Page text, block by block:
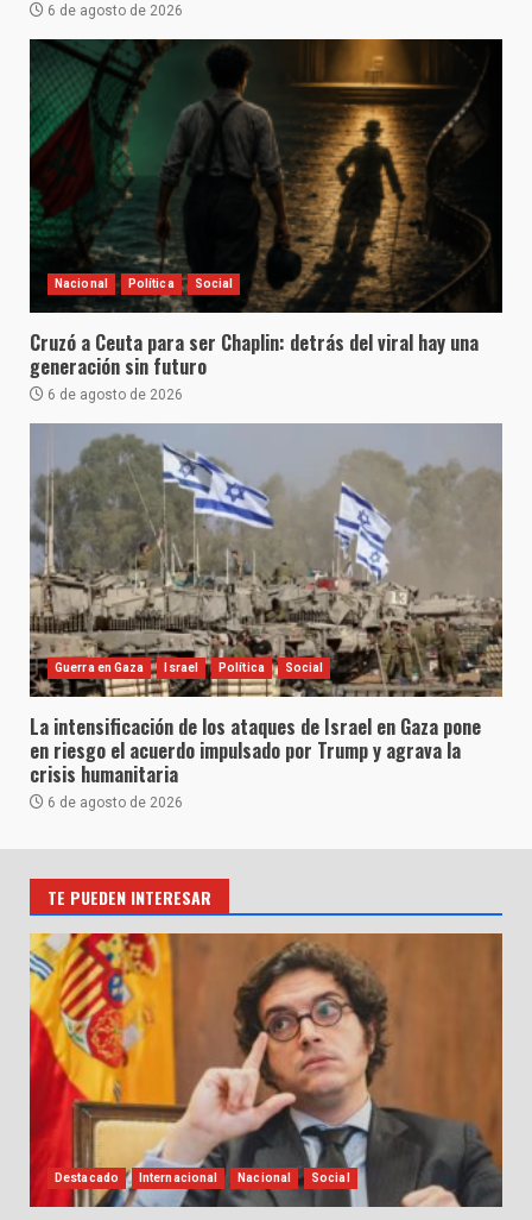
6 de agosto de 2026
Nacional Política Social
Cruzó a Ceuta para ser Chaplin: detrás del viral hay una
generación sin futuro
6 de agosto de 2026
Guerra en Gaza Israel Política Social
La intensificación de los ataques de Israel en Gaza pone
en riesgo el acuerdo impulsado por Trump y agrava la
crisis humanitaria
6 de agosto de 2026
TE PUEDEN INTERESAR
Destacado Internacional Nacional Social